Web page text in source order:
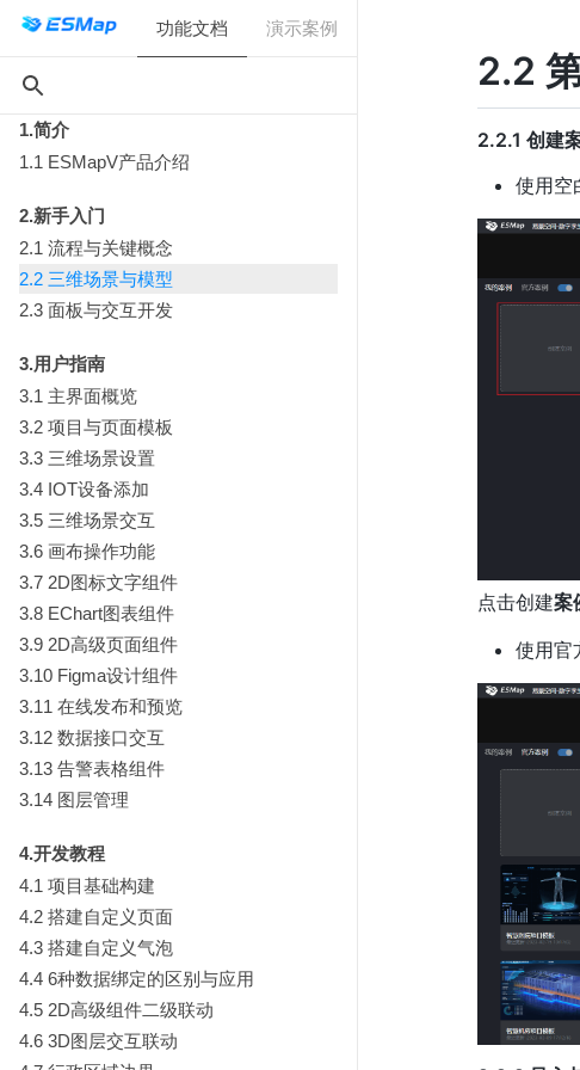
功能文档 演示案例
1.简介
1.1 ESMapV产品介绍
2.新手入门
2.1 流程与关键概念
2.2 三维场景与模型
2.3 面板与交互开发
3.用户指南
3.1 主界面概览
3.2 项目与页面模板
3.3 三维场景设置
3.4 IOT设备添加
3.5 三维场景交互
3.6 画布操作功能
3.7 2D图标文字组件
3.8 EChart图表组件
3.9 2D高级页面组件
3.10 Figma设计组件
3.11 在线发布和预览
3.12 数据接口交互
3.13 告警表格组件
3.14 图层管理
4.开发教程
4.1 项目基础构建
4.2 搭建自定义页面
4.3 搭建自定义气泡
4.4 6种数据绑定的区别与应用
4.5 2D高级组件二级联动
4.6 3D图层交互联动
2.2
2.2.1 创建
使用空
点击创建案
使用官